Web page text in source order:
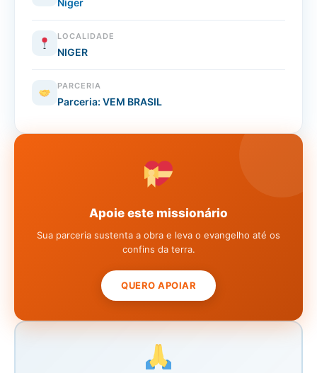
Níger
LOCALIDADE
NIGER
PARCERIA
Parceria: VEM BRASIL
Apoie este missionário
Sua parceria sustenta a obra e leva o evangelho até os
confins da terra.
QUERO APOIAR